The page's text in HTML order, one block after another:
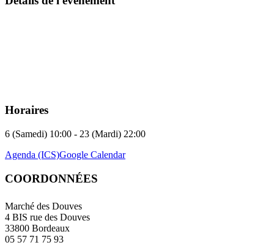
Horaires
6 (Samedi) 10:00 - 23 (Mardi) 22:00
Agenda (ICS)Google Calendar
COORDONNÉES
Marché des Douves
4 BIS rue des Douves
33800 Bordeaux
05 57 71 75 93